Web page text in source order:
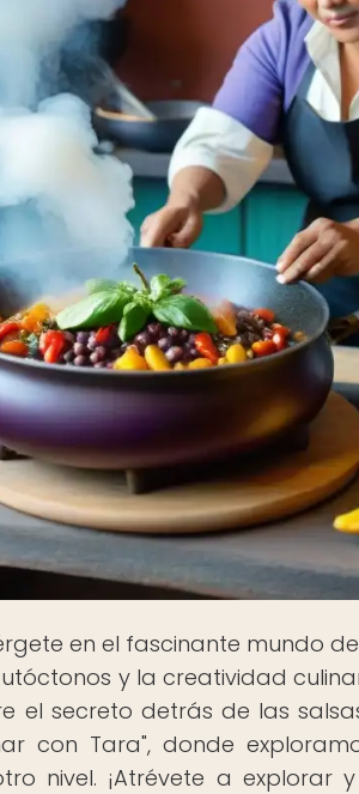
en el fascinante mundo
y la creatividad
el secreto detrás de las
con Tara", donde
nivel. ¡Atrévete a explorar